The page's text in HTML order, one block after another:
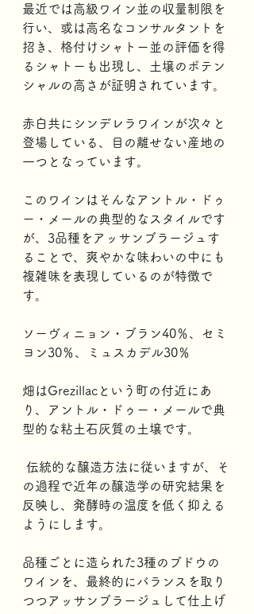
最近では高級ワイン並の収量制限を
行い、或は高名なコンサルタントを
招き、格付けシャトー並の評価を得
るシャトーも出現し、土壌のポテン
シャルの高さが証明されています。
赤白共にシンデレラワインが次々と
登場している、目の離せない産地の
一つとなっています。
このワインはそんなアントル・ドゥ
ー・メールの典型的なスタイルです
が、3品種をアッサンブラージュす
ることで、爽やかな味わいの中にも
複雑味を表現しているのが特徴で
す。
ソーヴィニョン・ブラン40％、セミ
ヨン30％、ミュスカデル30％
畑はGrezillacという町の付近にあ
り、アントル・ドゥー・メールで典
型的な粘土石灰質の土壌です。
の過程で近年の醸造学の研究結果を
反映し、発酵時の温度を低く抑える
ようにします。
品種ごとに造られた3種のブドウの
ワインを、最終的にバランスを取り
つつアッサンブラージュして仕上げ